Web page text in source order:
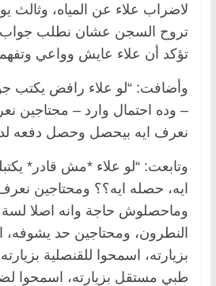
لاضراب علاء عن المياه، وثالث
تروح السجن عشان نطلب جواب
تؤكد أن علاء عايش وواعي
وأضافت: “لو علاء رافض يكتب
– وده احتمال وارد – محتاجين
نعرف ايه بيحصل وحصل دفعه
وتابعت: “لو علاء *مش قادر*
ايه، حصله ايه؟؟ ومحتاجين
وماحصلوش حاجة وانه اصلا
النطرون، ومحتاجين حد يشوفه،
بزيارته، اسمحوا للقنصلية
طبي مستقل بزيارته، اسمحوا